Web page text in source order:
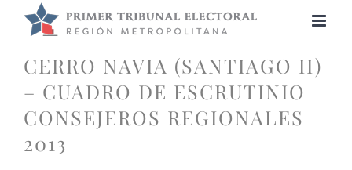
CERRO NAVIA (SANTIAGO II)
– CUADRO DE ESCRUTINIO
CONSEJEROS REGIONALES
2013